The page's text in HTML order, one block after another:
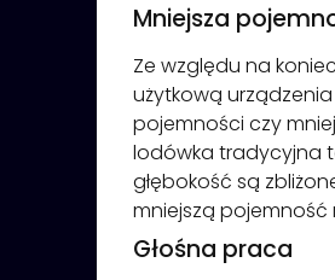
Mniejsza
Ze względu na
użytkową
pojemności czy
lodówka tradycyjna
głębokość są
mniejszą pojemność
Głośna praca